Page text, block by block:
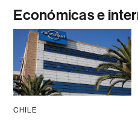
Económicas e
CHILE